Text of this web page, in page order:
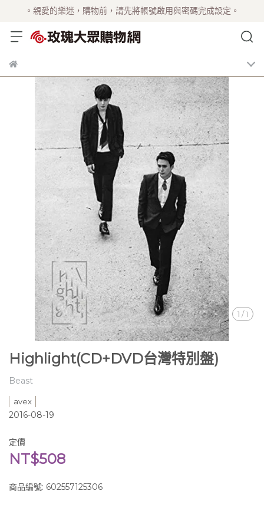
。親愛的樂迷，購物前，請先將帳號啟用與密碼完成設定。
1 /1
Highlight(CD+DVD台灣特別盤)
Beast
avex
2016-08-19
定價
NT$508
商品編號: 602557125306